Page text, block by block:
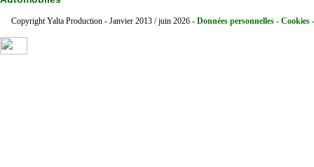
Copyright Yalta Production - Janvier 2013 / juin 2026 - Données personnelles - Cookies